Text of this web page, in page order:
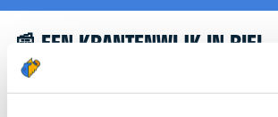
📰 EEN KRANTENWIJK IN RIEL
Leuk dat je geïnteresseerd bent in